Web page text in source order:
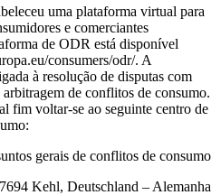
uma plataforma virtual para
e comerciantes
de ODR está disponível
consumers/odr/. A
à resolução de disputas com
de conflitos de consumo.
fim voltar-se ao seguinte centro de
gerais de conflitos de consumo
Kehl, Deutschland – Alemanha